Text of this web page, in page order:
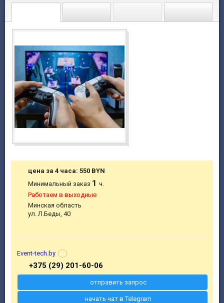
цена за 4 часа: 550 BYN
Минимальный заказ 1ч.
Работаем в выходные
Минская область
ул. Л.Беды, 40
Event-tech.by
+375 (29) 201-60-06
отправить запрос
начать чат в Telegram